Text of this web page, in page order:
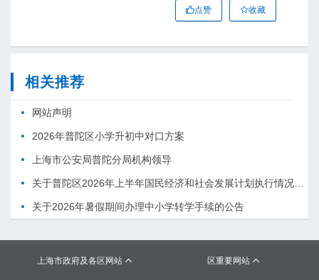
点赞 收藏
相关推荐
网站声明
2026年普陀区小学升初中对口方案
上海市公安局普陀分局机构领导
关于2026年暑假期间办理中小学转学手续的公告
上海市政府及各区网站  区重要网站 